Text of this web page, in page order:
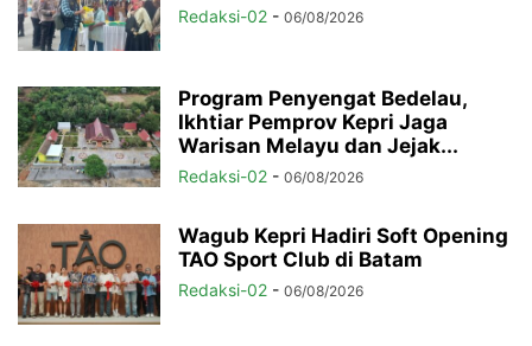
Redaksi-02 - 06/08/2026
Program Penyengat Bedelau,
Ikhtiar Pemprov Kepri Jaga
Warisan Melayu dan Jejak...
Redaksi-02 - 06/08/2026
Wagub Kepri Hadiri Soft Opening
TAO Sport Club di Batam
Redaksi-02 - 06/08/2026